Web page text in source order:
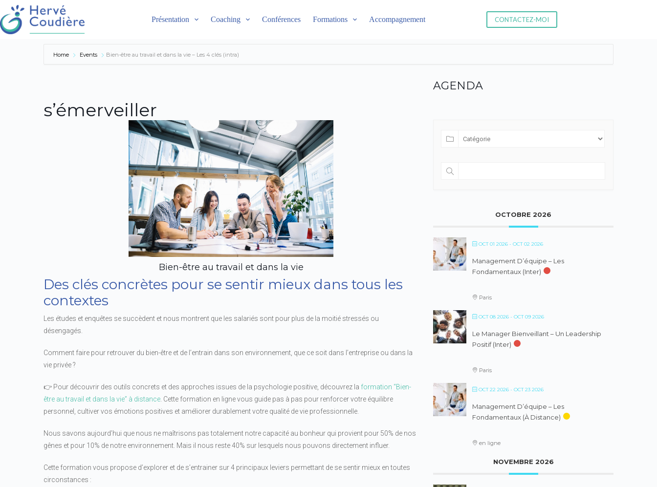
Présentation Coaching Conférences Formations Accompagnement CONTACTEZ-MOI
Home Events Bien-être au travail et dans la vie – Les 4 clés (intra)
s’émerveiller
Bien-être au travail et dans la vie
Des clés concrètes pour se sentir mieux dans tous les
contextes
Les études et enquêtes se succèdent et nous montrent que les salariés sont pour plus de la moitié stressés ou
désengagés.
Comment faire pour retrouver du bien-être et de l’entrain dans son environnement, que ce soit dans l’entreprise ou dans la
vie privée ?
👉 Pour découvrir des outils concrets et des approches issues de la psychologie positive, découvrez la formation “Bien-
être au travail et dans la vie” à distance . Cette formation en ligne vous guide pas à pas pour renforcer votre équilibre
personnel, cultiver vos émotions positives et améliorer durablement votre qualité de vie professionnelle.
Nous savons aujourd’hui que nous ne maîtrisons pas totalement notre capacité au bonheur qui provient pour 50% de nos
gênes et pour 10% de notre environnement. Mais il nous reste 40% sur lesquels nous pouvons directement influer.
Cette formation vous propose d’explorer et de s’entrainer sur 4 principaux leviers permettant de se sentir mieux en toutes
circonstances :
AGENDA
OCTOBRE 2026
OCT 01 2026 - OCT 02 2026
Management D’équipe – Les
Fondamentaux (inter)
Paris
OCT 08 2026 - OCT 09 2026
Le Manager Bienveillant – Un Leadership
Positif (inter)
Paris
OCT 22 2026 - OCT 23 2026
Management D’équipe – Les
Fondamentaux (à Distance)
en ligne
NOVEMBRE 2026